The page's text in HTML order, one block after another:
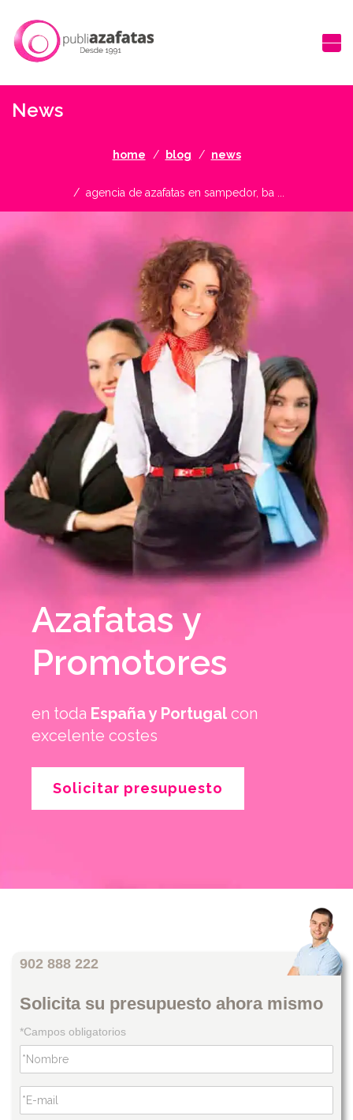
News
home blog news
agencia de azafatas en sampedor, ba ...
Azafatas y
Promotores
en toda España y Portugal con
excelente costes
Solicitar presupuesto
902 888 222
Solicita su presupuesto ahora mismo
*Campos obligatorios